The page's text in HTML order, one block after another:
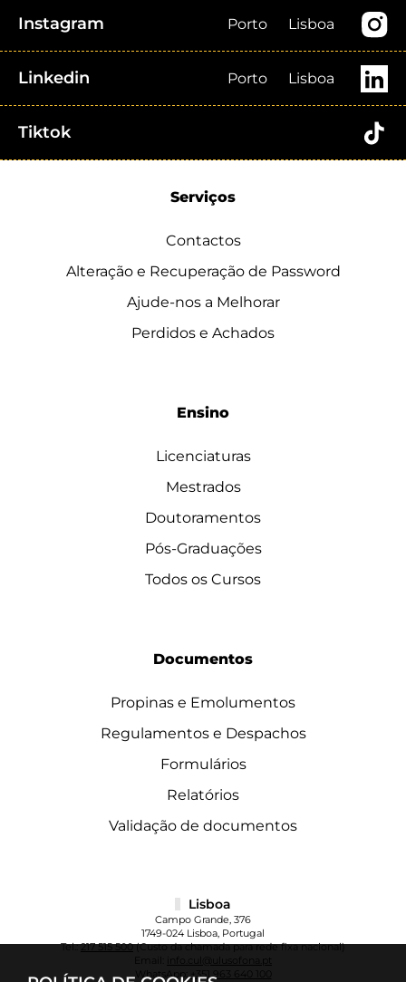
Instagram Porto Lisboa
Linkedin Porto Lisboa
Tiktok
Serviços
Contactos
Alteração e Recuperação de Password
Ajude-nos a Melhorar
Perdidos e Achados
Ensino
Licenciaturas
Mestrados
Doutoramentos
Pós-Graduações
Todos os Cursos
Documentos
Propinas e Emolumentos
Regulamentos e Despachos
Formulários
Relatórios
Validação de documentos
Lisboa
Campo Grande, 376
1749-024 Lisboa, Portugal
Tel.:217 515 500(Custo da chamada para rede fixa nacional)
info.cul@ulusofona.pt
WhatsApp:+351 963 640 100